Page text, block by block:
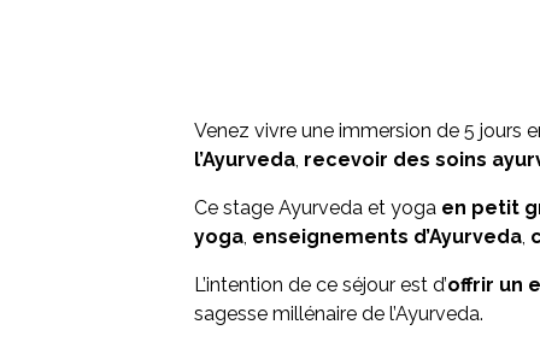
Venez vivre une immersion de 5 jours
l’Ayurveda, recevoir des soins
Ce stage Ayurveda et yoga en petit
yoga, enseignements d’Ayurveda,
L’intention de ce séjour est d’offrir un
sagesse millénaire de l’Ayurveda.